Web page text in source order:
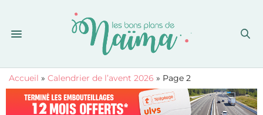
Accueil » Calendrier de l’avent 2026 » Page 2